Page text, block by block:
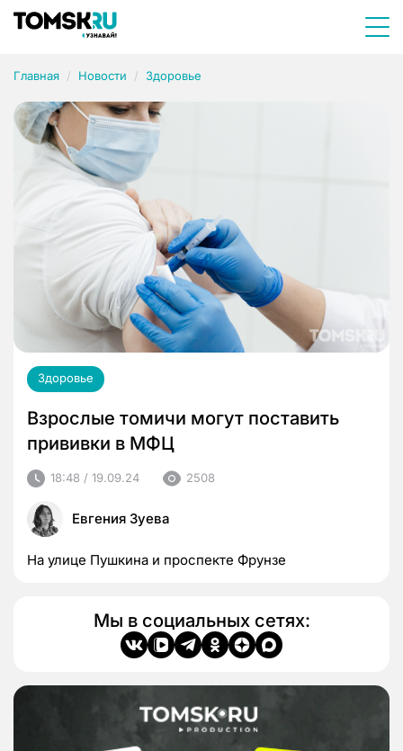
Главная Новости Здоровье
Здоровье
Взрослые томичи могут поставить
прививки в МФЦ
18:48 / 19.09.24 2508
Евгения Зуева
На улице Пушкина и проспекте Фрунзе
Мы в социальных сетях: